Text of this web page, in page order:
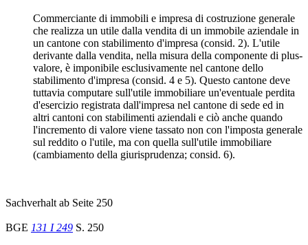
Commerciante di immobili e impresa di costruzione generale
che realizza un utile dalla vendita di un immobile aziendale in
un cantone con stabilimento d'impresa (consid. 2). L'utile
derivante dalla vendita, nella misura della componente di plus-
valore, è imponibile esclusivamente nel cantone dello
stabilimento d'impresa (consid. 4 e 5). Questo cantone deve
tuttavia computare sull'utile immobiliare un'eventuale perdita
d'esercizio registrata dall'impresa nel cantone di sede ed in
altri cantoni con stabilimenti aziendali e ciò anche quando
l'incremento di valore viene tassato non con l'imposta generale
sul reddito o l'utile, ma con quella sull'utile immobiliare
(cambiamento della giurisprudenza; consid. 6).
Sachverhalt ab Seite 250
BGE 131 I 249 S. 250